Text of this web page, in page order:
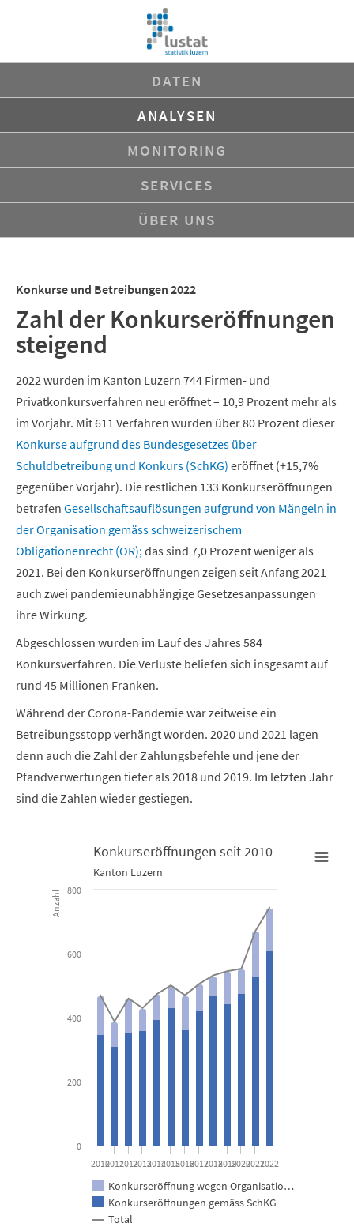
DATEN
ANALYSEN
MONITORING
SERVICES
ÜBER UNS
Konkurse und Betreibungen 2022
Zahl der Konkurseröffnungen
steigend
2022 wurden im Kanton Luzern 744 Firmen- und
Privatkonkursverfahren neu eröffnet – 10,9 Prozent mehr als
im Vorjahr. Mit 611 Verfahren wurden über 80 Prozent dieser
Konkurse aufgrund des Bundesgesetzes über
Schuldbetreibung und Konkurs (SchKG) eröffnet (+15,7%
gegenüber Vorjahr). Die restlichen 133 Konkurseröffnungen
betrafen Gesellschaftsauflösungen aufgrund von Mängeln in
der Organisation gemäss schweizerischem
Obligationenrecht (OR); das sind 7,0 Prozent weniger als
2021. Bei den Konkurseröffnungen zeigen seit Anfang 2021
auch zwei pandemieunabhängige Gesetzesanpassungen
ihre Wirkung.
Abgeschlossen wurden im Lauf des Jahres 584
Konkursverfahren. Die Verluste beliefen sich insgesamt auf
rund 45 Millionen Franken.
Während der Corona-Pandemie war zeitweise ein
Betreibungsstopp verhängt worden. 2020 und 2021 lagen
denn auch die Zahl der Zahlungsbefehle und jene der
Pfandverwertungen tiefer als 2018 und 2019. Im letzten Jahr
sind die Zahlen wieder gestiegen.
Combination chart with 3 data series.
View as data table, Konkurseröffnungen seit 2010
The chart has 1 X axis displaying categories.
The chart has 1 Y axis displaying Anzahl. Data ranges from 311
Anzahl
Konkurseröffnungen seit 2010
Kanton Luzern
Konkurseröffnung wegen Organisatio…
Konkurseröffnungen gemäss SchKG
Total
2010201120122013201420152016201720182019202020212022
0
200
400
600
800